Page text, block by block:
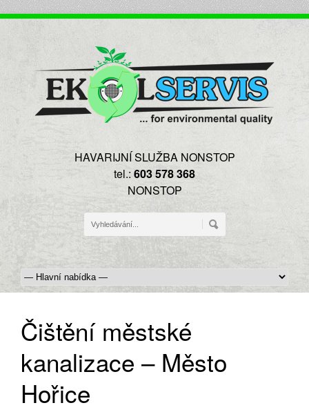
HAVARIJNÍ SLUŽBA NONSTOP
tel.: 603 578 368
NONSTOP
Čištění městské
kanalizace – Město
Hořice